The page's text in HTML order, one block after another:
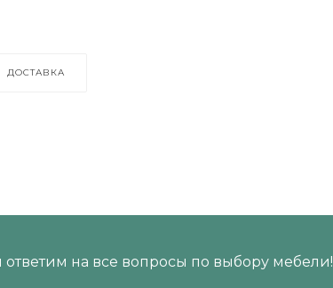
ДОСТАВКА
на все вопросы по выбору мебели!